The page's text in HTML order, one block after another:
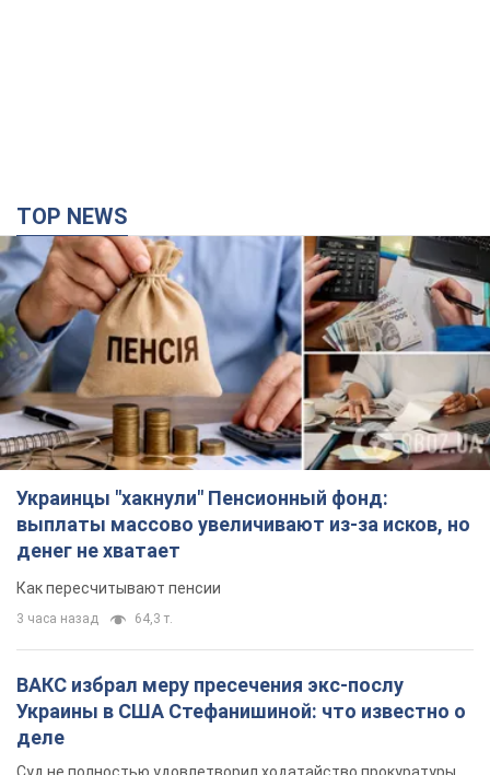
TOP NEWS
Украинцы "хакнули" Пенсионный фонд:
выплаты массово увеличивают из-за исков, но
денег не хватает
Как пересчитывают пенсии
3 часа назад 64,3 т.
ВАКС избрал меру пресечения экс-послу
Украины в США Стефанишиной: что известно о
деле